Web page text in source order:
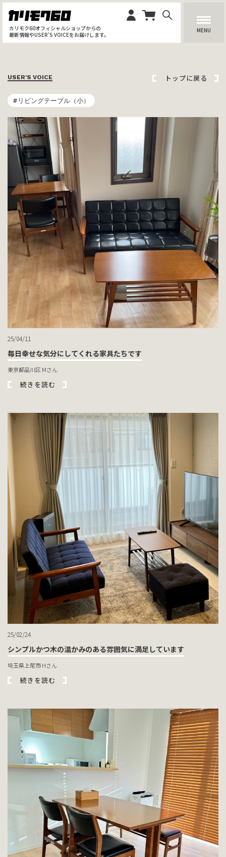
カリモク60オフィシャルショップからの
最新情報やUSER’S VOICEをお届けします。
MENU
USER'S VOICE トップに戻る
#リビングテーブル（小）
25/04/11
毎日幸せな気分にしてくれる家具たちです
東京都品川区 Mさん
続きを読む
25/02/24
シンプルかつ木の温かみのある雰囲気に満足しています
埼玉県上尾市 Hさん
続きを読む